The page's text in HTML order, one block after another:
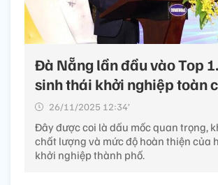
Đà Nẵng lần đầu vào Top
sinh thái khởi nghiệp toàn
26/11/2025 12:34’
Đây được coi là dấu mốc quan trọng,
chất lượng và mức độ hoàn thiện của
khởi nghiệp thành phố.